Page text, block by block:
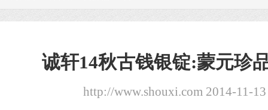
诚轩14秋古钱银锭:蒙元珍
http://www.shouxi.com 2014-11-